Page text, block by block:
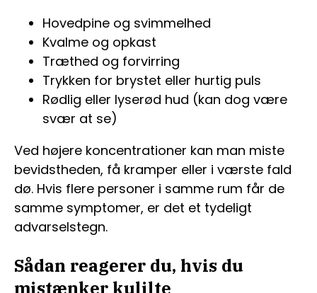
Hovedpine og svimmelhed
Kvalme og opkast
Træthed og forvirring
Trykken for brystet eller hurtig puls
Rødlig eller lyserød hud (kan dog være
svær at se)
Ved højere koncentrationer kan man miste
bevidstheden, få kramper eller i værste fald
dø. Hvis flere personer i samme rum får de
samme symptomer, er det et tydeligt
advarselstegn.
Sådan reagerer du, hvis du
mistænker kulilte